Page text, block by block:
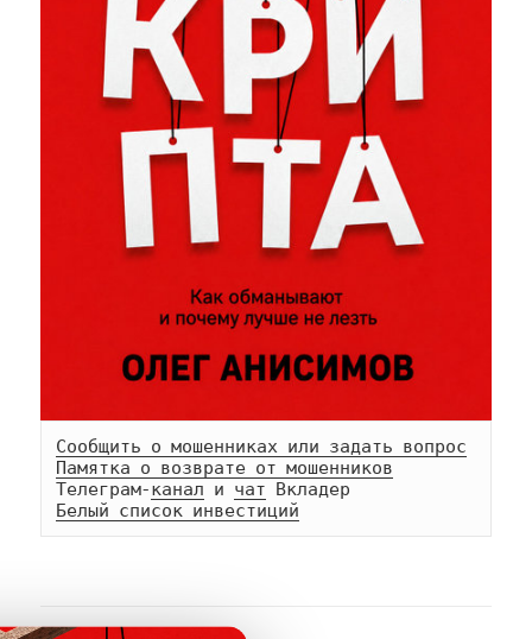
Сообщить о мошенниках или задать вопрос
Памятка о возврате от мошенников
Телеграм-канал и чат
Белый список инвестиций